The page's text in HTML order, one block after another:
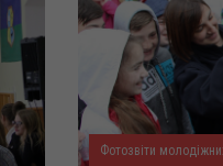
Фотозвіти